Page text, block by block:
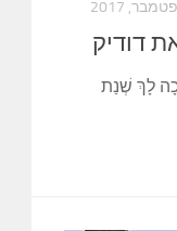
דודיק
לָךְ שְׁנַת